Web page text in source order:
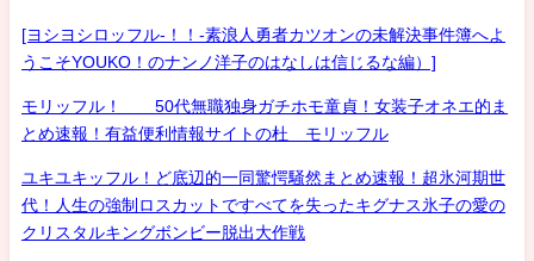
[ヨシヨシロッフル-！！-素浪人勇者カツオンの未解決事件簿へよ
うこそYOUKO！のナンノ洋子のはなしは信じるな編）]
モリッフル！ 50代無職独身ガチホモ童貞！女装子オネエ的ま
とめ速報！有益便利情報サイトの杜 モリッフル
ユキユキッフル！ど底辺的一同驚愕騒然まとめ速報！超氷河期世
代！人生の強制ロスカットですべてを失ったキグナス氷子の愛の
クリスタルキングボンビー脱出大作戦